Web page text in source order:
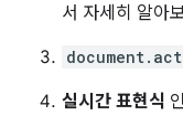
서 자세히 알아
실시간 표현식